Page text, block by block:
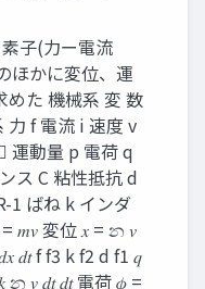
子(力ー電流
ほかに変位、運
めた 機械系 変 数
力 f 電流 i 速度 v
運動量 p 電荷 q
ス C 粘性抵抗 d
1 ばね k インダ
𝑚𝑣 変位 𝑥 = න 𝑣
𝑑𝑡 f f3 k f2 d f1 𝑞
න 𝑣 𝑑𝑡 𝑑𝑡 電荷 𝜙 =